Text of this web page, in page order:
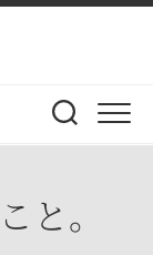
と。